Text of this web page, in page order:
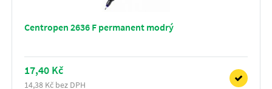
Centropen 2636 F permanent modrý
17,40 Kč
14,38 Kč bez DPH